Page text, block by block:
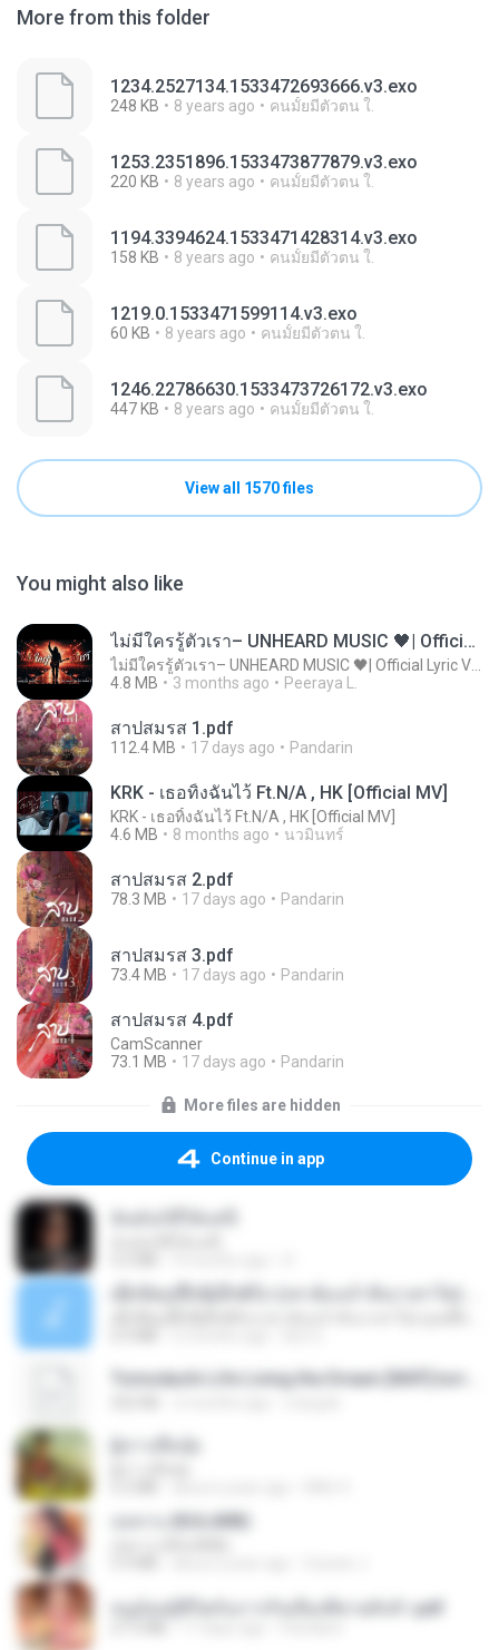
More from this folder
1234.2527134.1533472693666.v3.exo
248 KB 8 years ago คนมั้ยมีตัวตน ใ.
1253.2351896.1533473877879.v3.exo
220 KB 8 years ago คนมั้ยมีตัวตน ใ.
1194.3394624.1533471428314.v3.exo
158 KB 8 years ago คนมั้ยมีตัวตน ใ.
1219.0.1533471599114.v3.exo
60 KB 8 years ago คนมั้ยมีตัวตน ใ.
1246.22786630.1533473726172.v3.exo
447 KB 8 years ago คนมั้ยมีตัวตน ใ.
View all 1570 files
You might also like
ไม่มีใครรู้ตัวเรา– UNHEARD MUSIC 🖤| Official Lyric Video | เพลงสู้ชีวิต
4.8 MB
3 months ago Peeraya L.
สาปสมรส 1.pdf
112.4 MB 17 days ago Pandarin
KRK - เธอทิ้งฉันไว้ Ft.N/A , HK [Official MV]
KRK - เธอทิ้งฉันไว้ Ft.N/A , HK [Official MV]
4.6 MB
8 months ago นวมินทร์
สาปสมรส 2.pdf
78.3 MB 17 days ago Pandarin
สาปสมรส 3.pdf
73.4 MB 17 days ago Pandarin
สาปสมรส 4.pdf
CamScanner
73.1 MB
17 days ago Pandarin
More files are hidden
Continue in app
กุหลาบ (KULARB)
หนูน้อยสู้ชีวิตกับภารกิจเลี้ยงพี่ชายทั้งห้า.pdf